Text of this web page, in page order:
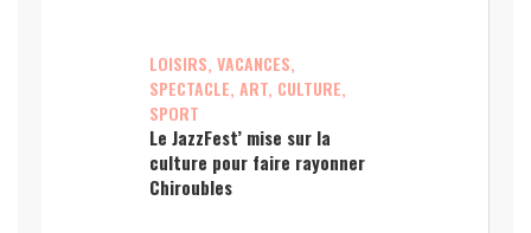
LOISIRS, VACANCES,
SPECTACLE, ART, CULTURE,
SPORT
Le JazzFest’ mise sur la
culture pour faire rayonner
Chiroubles